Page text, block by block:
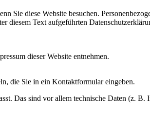
Sie diese Website besuchen.
diesem Text aufgeführten
dieser Website entnehmen.
die Sie in ein Kontaktformular eingeben.
Das sind vor allem technische Daten (z. B.